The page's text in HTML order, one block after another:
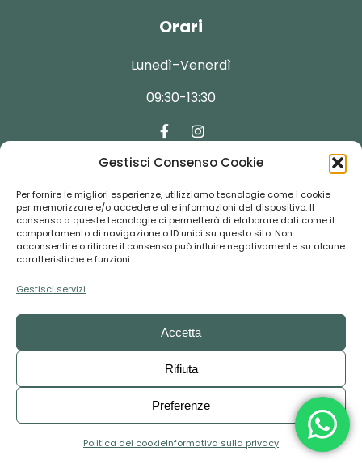
Gestisci Consenso Cookie
Per fornire le migliori esperienze, utilizziamo tecnologie come i cookie
per memorizzare e/o accedere alle informazioni del dispositivo. Il
consenso a queste tecnologie ci permetterà di elaborare dati come il
comportamento di navigazione o ID unici su questo sito. Non
acconsentire o ritirare il consenso può influire negativamente su alcune
caratteristiche e funzioni.
Gestisci servizi
Accetta
Rifiuta
Preferenze
Politica dei cookieInformativa sulla privacy
Orari
Lunedì–Venerdì
09:30-13:30
Contatti
booking@florentour.it
Copyright © 2024
– P.IVA: 01494100488 – CF:
80024770481 – All rights reserved – Design by